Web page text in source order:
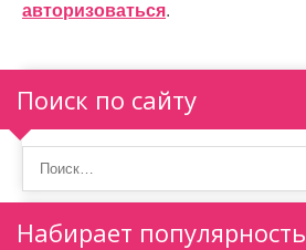
авторизоваться.
Поиск по сайту
Набирает популярность